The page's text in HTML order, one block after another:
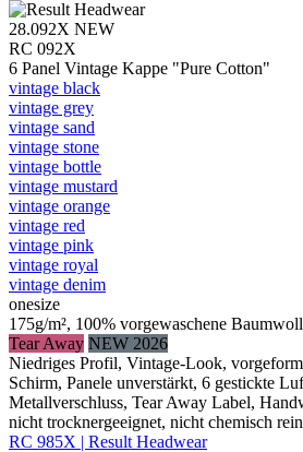
28.092X NEW
RC 092X
6 Panel Vintage Kappe "Pure Cotton"
vintage black
vintage grey
vintage sand
vintage stone
vintage bottle
vintage mustard
vintage orange
vintage red
vintage pink
vintage royal
vintage denim
onesize
175g/m², 100% vorgewaschene
Tear Away NEW 2026
Niedriges Profil, Vintage-Look,
Schirm, Panele unverstärkt, 6 gestickte
Metallverschluss, Tear Away Label,
nicht trocknergeeignet, nicht chemisch
RC 985X | Result Headwear